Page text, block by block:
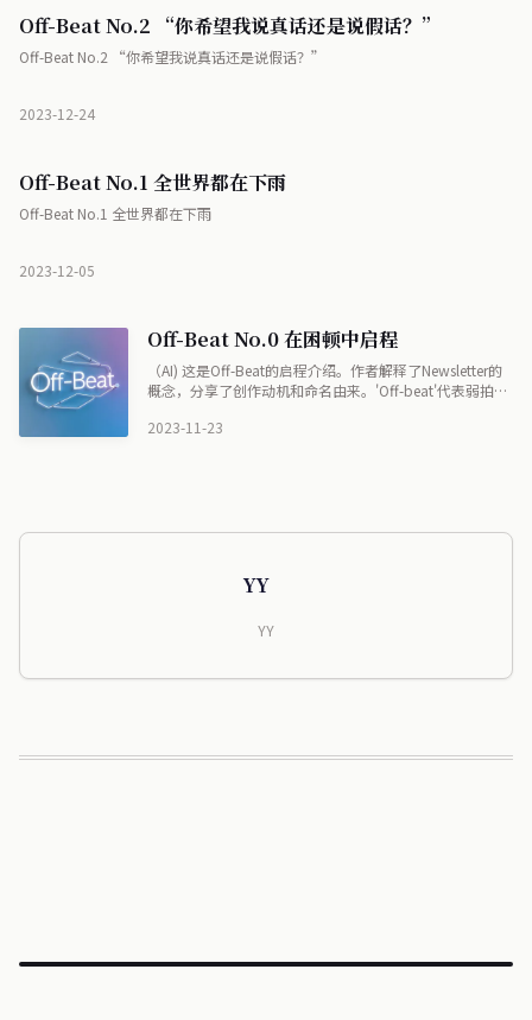
Off-Beat No.2 “你希望我说真话还是说假话？”
Off-Beat No.2 “你希望我说真话还是说假话？”
2023-12-24
Off-Beat No.1 全世界都在下雨
Off-Beat No.1 全世界都在下雨
2023-12-05
Off-Beat No.0 在困顿中启程
（AI) 这是Off-Beat的启程介绍。作者解释了Newsletter的
概念，分享了创作动机和命名由来。'Off-beat'代表弱拍和
理自己，整理思路和情绪，与志同道合者交流。尽管还不
2023-11-23
YY
YY